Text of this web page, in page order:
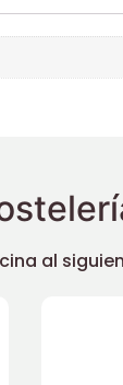
al